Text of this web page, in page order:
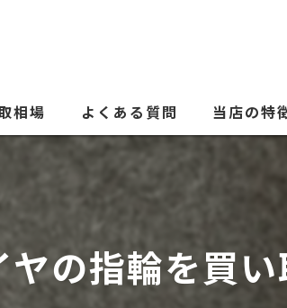
相場 よくある質問 当店の特
ブランド品
時計
ヤの指輪を買